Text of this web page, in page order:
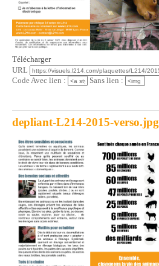
Télécharger
URL
Code Avec lien :
Sans lien :
depliant-L214-2015-verso.jpg